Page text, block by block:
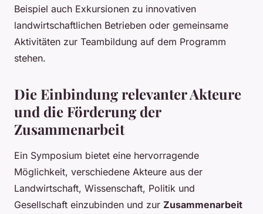
Beispiel auch Exkursionen zu innovativen
landwirtschaftlichen Betrieben oder gemeinsame
Aktivitäten zur Teambildung auf dem Programm
stehen.
Die Einbindung relevanter Akteure
und die Förderung der
Zusammenarbeit
Ein Symposium bietet eine hervorragende
Möglichkeit, verschiedene Akteure aus der
Landwirtschaft, Wissenschaft, Politik und
Gesellschaft einzubinden und zur Zusammenarbeit